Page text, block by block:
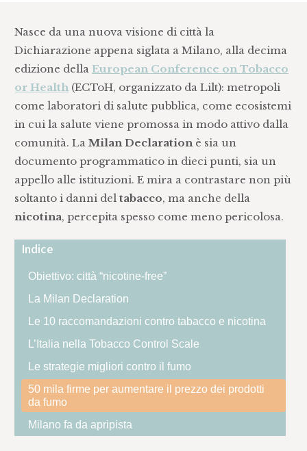
Nasce da una nuova visione di città la
Dichiarazione appena siglata a Milano, alla decima
edizione dellaEuropean Conference on Tobacco
or Health (ECToH, organizzato da Lilt): metropoli
come laboratori di salute pubblica, come ecosistemi
in cui la salute viene promossa in modo attivo dalla
comunità. LaMilan Declarationè sia un
documento programmatico in dieci punti, sia un
appello alle istituzioni. E mira a contrastare non più
soltanto i danni deltabacco, ma anche della
nicotina, percepita spesso come meno pericolosa.
Indice
Obiettivo: città “nicotine-free”
La Milan Declaration
Le 10 raccomandazioni contro tabacco e nicotina
L’Italia nella Tobacco Control Scale
Le strategie migliori contro il fumo
50 mila firme per aumentare il prezzo dei prodotti
da fumo
Milano fa da apripista